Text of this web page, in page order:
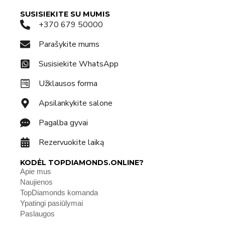
SUSISIEKITE SU MUMIS
+370 679 50000
Parašykite mums
Susisiekite WhatsApp
Užklausos forma
Apsilankykite salone
Pagalba gyvai
Rezervuokite laiką
KODĖL TOPDIAMONDS.ONLINE?
Apie mus
Naujienos
TopDiamonds komanda
Ypatingi pasiūlymai
Paslaugos